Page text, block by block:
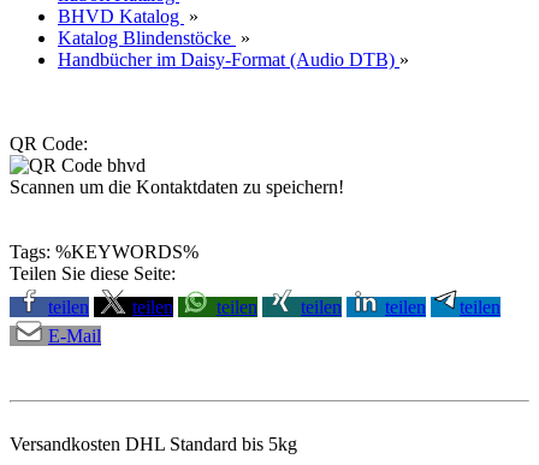
BHVD Katalog »
Katalog Blindenstöcke »
Handbücher im Daisy-Format (Audio DTB) »
QR Code:
Scannen um die Kontaktdaten zu speichern!
Tags: %KEYWORDS%
Teilen Sie diese Seite:
teilen
teilen teilen teilen teilen
teilen
E-Mail
Versandkosten DHL Standard bis 5kg